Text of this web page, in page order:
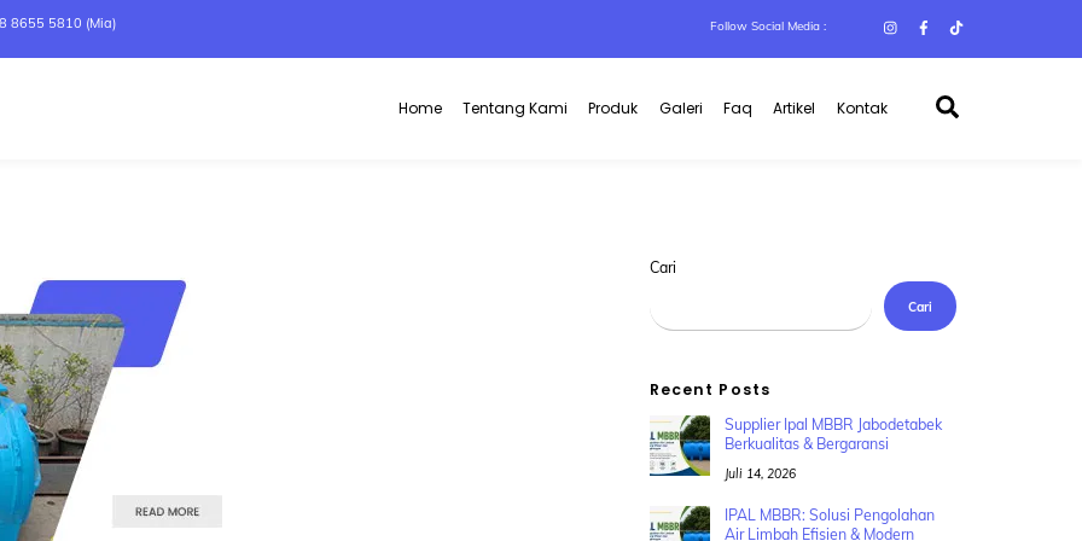
8655 5810 (Mia) Follow Social Media :
Home Tentang Kami Produk Galeri Faq Artikel Kontak
Cari
Cari
Recent Posts
Supplier Ipal MBBR Jabodetabek
Berkualitas & Bergaransi
Juli 14, 2026
IPAL MBBR: Solusi Pengolahan
Air Limbah Efisien & Modern